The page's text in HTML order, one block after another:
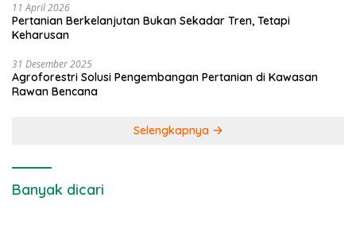
11 April 2026
Pertanian Berkelanjutan Bukan Sekadar Tren, Tetapi
Keharusan
31 Desember 2025
Agroforestri Solusi Pengembangan Pertanian di Kawasan
Rawan Bencana
Selengkapnya
Banyak dicari